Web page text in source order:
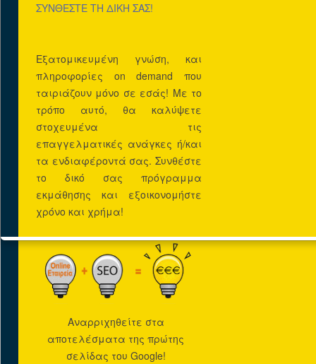
24ωρο 365 μέρες το
DOMAIN
Προωθηση
SEO (Search Engine
Αναρριχηθείτε στα
αποτελέσματα της πρώτης
σελίδας του Google!
ΣΥΝΘΕΣΤΕ ΤΗ ΔΙΚΗ ΣΑΣ!
Εξατομικευμένη γνώση, και
πληροφορίες on demand που
ταιριάζουν μόνο σε εσάς! Με το
τρόπο αυτό, θα καλύψετε
στοχευμένα τις
επαγγελματικές ανάγκες ή/και
τα ενδιαφέροντά σας. Συνθέστε
το δικό σας πρόγραμμα
εκμάθησης και εξοικονομήστε
χρόνο και χρήμα!